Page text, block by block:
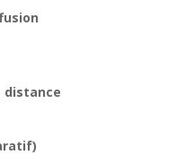
distance